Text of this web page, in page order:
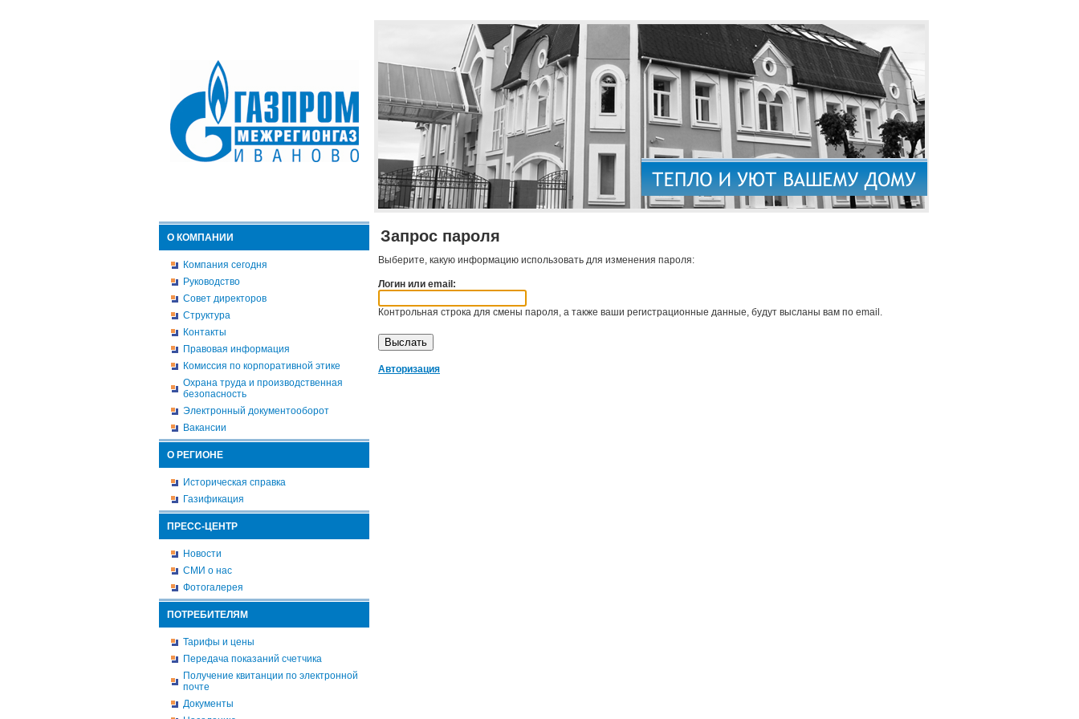
О КОМПАНИИ
Компания сегодня
Руководство
Совет директоров
Структура
Контакты
Правовая информация
Комиссия по корпоративной этике
Охрана труда и производственная
безопасность
Электронный документооборот
Вакансии
О РЕГИОНЕ
Историческая справка
Газификация
ПРЕСС-ЦЕНТР
Новости
СМИ о нас
Фотогалерея
ПОТРЕБИТЕЛЯМ
Тарифы и цены
Передача показаний счетчика
Получение квитанции по электронной
почте
Документы
Запрос пароля
Выберите, какую информацию использовать для изменения пароля:
Логин или email:
Контрольная строка для смены пароля, а также ваши регистрационные данные, будут высланы вам по email.
Авторизация